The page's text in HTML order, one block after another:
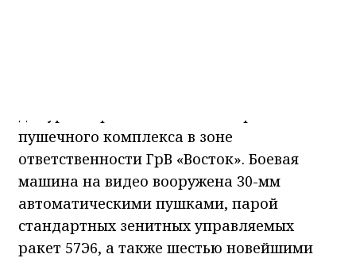
пушечного комплекса в зоне
ответственности ГрВ «Восток». Боевая
машина на видео вооружена 30-мм
автоматическими пушками, парой
стандартных зенитных управляемых
ракет 57Э6, а также шестью новейшими